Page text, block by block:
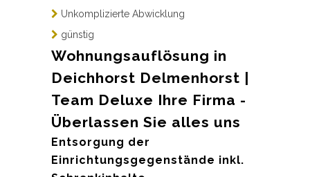
Unkomplizierte Abwicklung
günstig
Wohnungsauflösung in
Deichhorst Delmenhorst |
Team Deluxe Ihre Firma -
Überlassen Sie alles uns
Entsorgung der
Einrichtungsgegenstände inkl.